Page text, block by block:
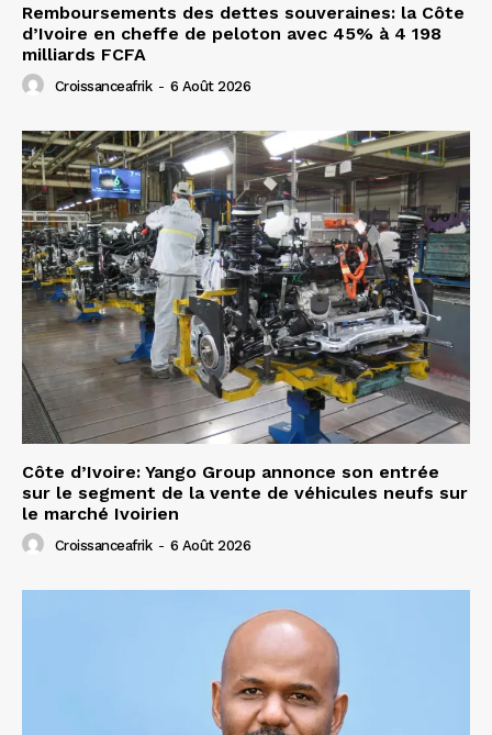
Remboursements des dettes souveraines: la Côte
d’Ivoire en cheffe de peloton avec 45% à 4 198
milliards FCFA
Croissanceafrik - 6 Août 2026
Côte d’Ivoire: Yango Group annonce son entrée
sur le segment de la vente de véhicules neufs sur
le marché Ivoirien
Croissanceafrik - 6 Août 2026